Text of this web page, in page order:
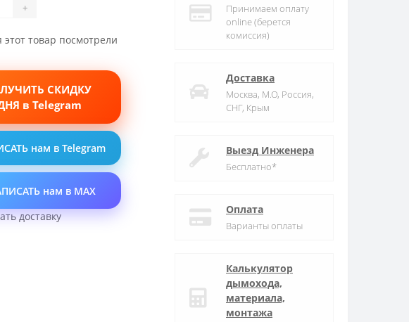
+
этот товар посмотрели
СКИДКУ
в Telegram
нам в Telegram
нам в MAX
доставку
Принимаем оплату
online (берется
комиссия)
Доставка
Москва, М.О, Россия,
СНГ, Крым
Выезд Инженера
Бесплатно*
Оплата
Варианты оплаты
Калькулятор
дымохода,
материала,
монтажа